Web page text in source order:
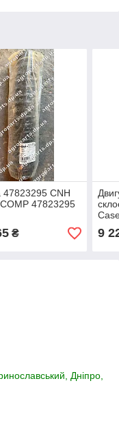
CNH
47823295
₴ 9
Дніпро,